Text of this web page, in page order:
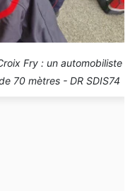
Fry : un automobiliste
70 mètres - DR SDIS74